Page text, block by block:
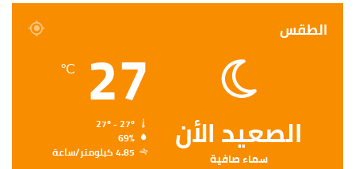
الطقس
الصعيد الأن
سماء صافية
27
℃
69%
4.85 كيلومتر/ساعة